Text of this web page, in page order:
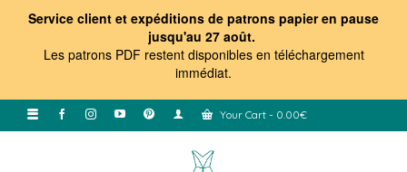
Service client et expéditions de patrons papier en pause
jusqu'au 27 août.
Les patrons PDF restent disponibles en téléchargement
immédiat.
Your Cart - 0.00€